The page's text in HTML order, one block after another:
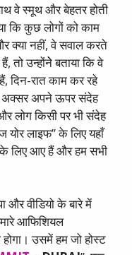
वे स्मूथ और बेहतर होती
कि कुछ लोगों को काम
क्या नहीं, वे सवाल करते
तो उन्होंनेे बताया कि वे
दिन-रात काम कर रहे
अक्सर अपने ऊपर संदेह
लोग किसी पर भी संदेह
लाइफ’’ के लिए यहाँ
लिए आए हैं और हम सभी
और वीडियो के बारे में
आफिशियल
उसमें हम जो होस्ट